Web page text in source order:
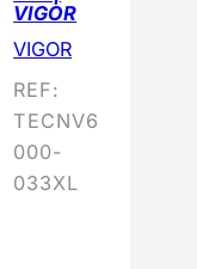
VIGOR
VIGOR
REF:
TECNV6
000-
033XL